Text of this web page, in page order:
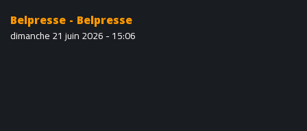
Belpresse - Belpresse
dimanche 21 juin 2026 - 15:06